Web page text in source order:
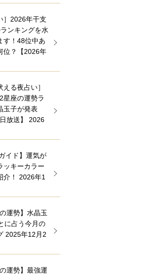
］2026年干支
ンキングを水
す！48位中あ
位？【2026年
える夜占い］
星座の運勢ラ
玉子が発表
放送】
2026
イド】運気が
ッキーカラー
！
2026年1
運勢】水晶玉
に占う今月の
2025年12月2
運勢】最強運